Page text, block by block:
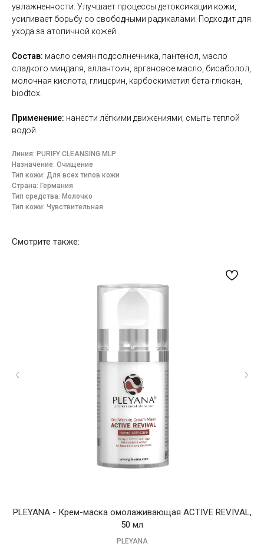
увлажненности. Улучшает процессы детоксикации кожи,
усиливает борьбу со свободными радикалами. Подходит для
ухода за атопичной кожей.
Состав: масло семян подсолнечника, пантенол, масло
сладкого миндаля, аллантоин, аргановое масло, бисаболол,
молочная кислота, глицерин, карбоскиметил бета-глюкан,
biodtox.
Применение: нанести лёгкими движениями, смыть теплой
водой.
Линия: PURIFY CLEANSING MLP
Назначение: Очищение
Тип кожи: Для всех типов кожи
Страна: Германия
Тип средства: Молочко
Тип кожи: Чувствительная
Смотрите также:
PLEYANA - Крем-маска омолаживающая ACTIVE REVIVAL,
50 мл
PLEYANA